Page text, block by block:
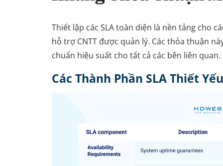
Thiết lập các SLA toàn diện là nền tảng cho
hỗ trợ CNTT được quản lý. Các thỏa thuận
chuẩn hiệu suất cho tất cả các bên liên quan.
Các Thành Phần SLA Thiết Yếu